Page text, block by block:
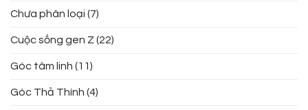
Chưa phân loại (7)
Cuộc sống gen Z (22)
Góc tâm linh (11)
Góc Thả Thính (4)